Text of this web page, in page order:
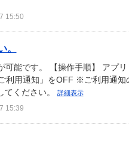
15:50
能です。 【操作手順】 アプ
利用通知」をOFF ※ご利用通知
ください。
詳細表示
15:39